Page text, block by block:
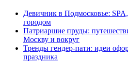
Девичник в Подмосковье:
городом
Патриаршие пруды:
Москву и вокруг
Тренды гендер-пати: идеи
праздника